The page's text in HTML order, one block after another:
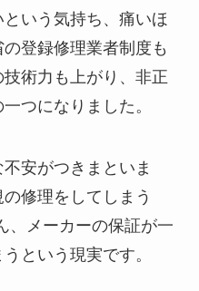
いう気持ち、痛いほ
登録修理業者制度も
術力も上がり、非正
つになりました。
安がつきまといま
修理をしてしまう
、メーカーの保証が一
という現実です。